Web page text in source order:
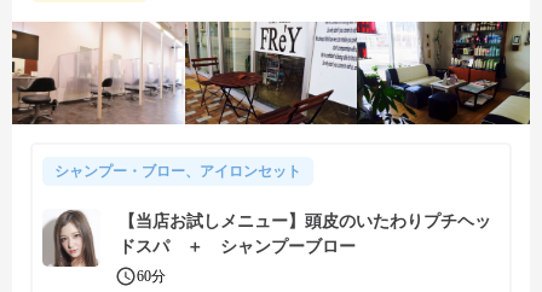
シャンプー・ブロー、アイロンセット
【当店お試しメニュー】頭皮のいたわりプチヘッ
ドスパ ＋ シャンプーブロー
60分